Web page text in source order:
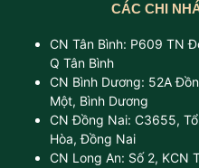
CÁC CHI
CN Tân Bình: P609 TN
Q Tân Bình
CN Bình Dương: 52A
Một, Bình Dương
CN Đồng Nai: C3655,
Hòa, Đồng Nai
CN Long An: Số 2, KCN